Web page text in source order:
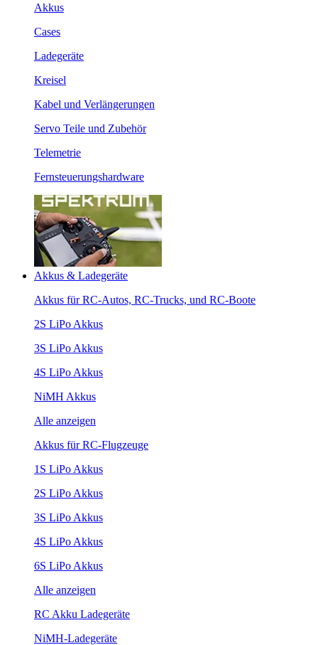
Akkus
Cases
Ladegeräte
Kreisel
Kabel und Verlängerungen
Servo Teile und Zubehör
Telemetrie
Fernsteuerungshardware
Akkus & Ladegeräte
Akkus für RC-Autos, RC-Trucks, und RC-Boote
2S LiPo Akkus
3S LiPo Akkus
4S LiPo Akkus
NiMH Akkus
Alle anzeigen
Akkus für RC-Flugzeuge
1S LiPo Akkus
2S LiPo Akkus
3S LiPo Akkus
4S LiPo Akkus
6S LiPo Akkus
Alle anzeigen
RC Akku Ladegeräte
NiMH-Ladegeräte